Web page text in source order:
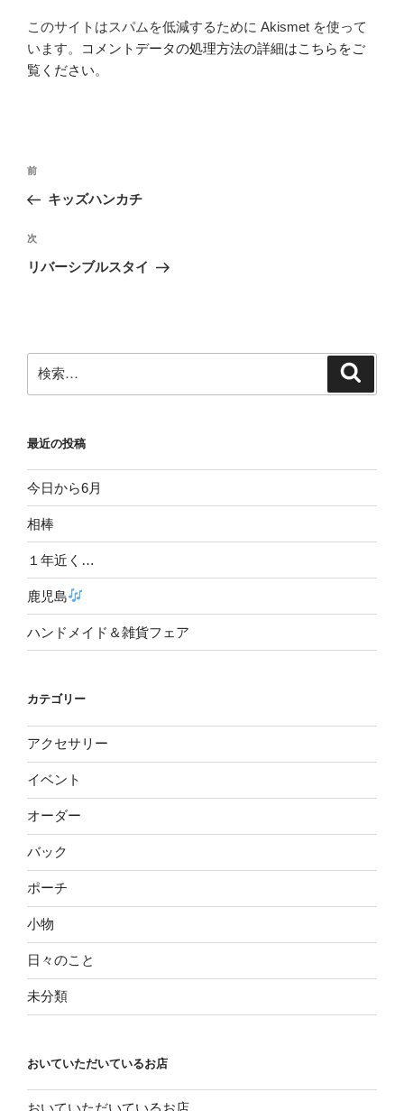
このサイトはスパムを低減するために Akismet を使って
います。
コメントデータの処理方法の詳細はこちらをご
覧ください。
投
ナ
ビ
ゲ
ン
前
の
稿
前
キッズハンカチ
次
の
次
リバーシブルスタイ
索:
最近の投稿
今日から6月
相棒
１年近く…
鹿児島
ハンドメイド＆雑貨フェア
カテゴリー
アクセサリー
イベント
オーダー
バック
ポーチ
小物
日々のこと
未分類
おいていただいているお店
おいていただいているお店